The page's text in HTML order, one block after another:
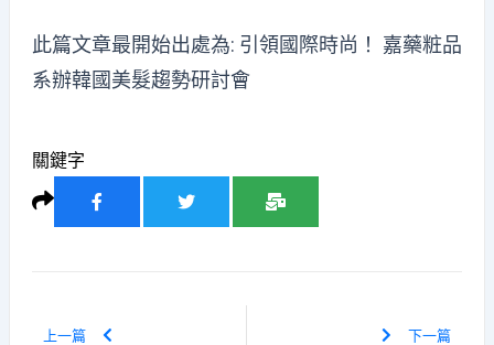
此篇文章最開始出處為: 引領國際時尚！ 嘉藥粧品
系辦韓國美髮趨勢研討會
關鍵字
上一篇 下一篇